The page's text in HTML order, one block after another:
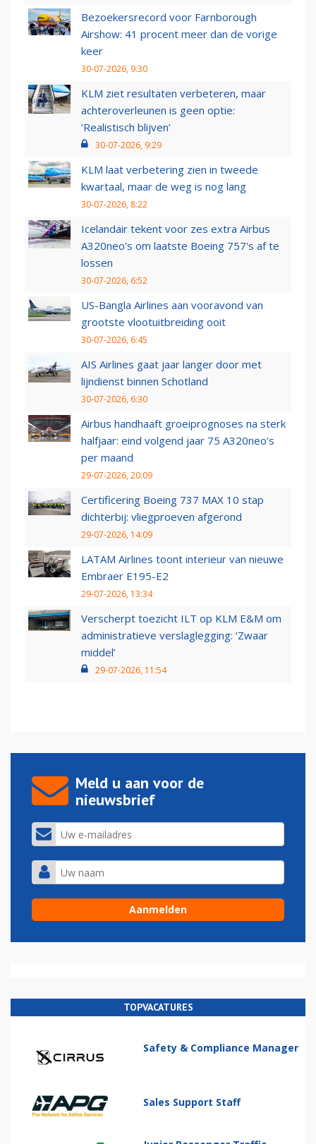
Bezoekersrecord voor Farnborough
Airshow: 41 procent meer dan de vorige
keer
30-07-2026, 9:30
KLM ziet resultaten verbeteren, maar
achteroverleunen is geen optie:
‘Realistisch blijven’
30-07-2026, 9:29
KLM laat verbetering zien in tweede
kwartaal, maar de weg is nog lang
30-07-2026, 8:22
Icelandair tekent voor zes extra Airbus
A320neo's om laatste Boeing 757's af te
lossen
30-07-2026, 6:52
US-Bangla Airlines aan vooravond van
grootste vlootuitbreiding ooit
30-07-2026, 6:45
AIS Airlines gaat jaar langer door met
lijndienst binnen Schotland
30-07-2026, 6:30
Airbus handhaaft groeiprognoses na sterk
halfjaar: eind volgend jaar 75 A320neo’s
per maand
29-07-2026, 20:09
Certificering Boeing 737 MAX 10 stap
dichterbij: vliegproeven afgerond
29-07-2026, 14:09
LATAM Airlines toont interieur van nieuwe
Embraer E195-E2
29-07-2026, 13:34
Verscherpt toezicht ILT op KLM E&M om
administratieve verslaglegging: ‘Zwaar
middel’
29-07-2026, 11:54
Meld u aan voor de
nieuwsbrief
TOPVACATURES
Safety & Compliance Manager
Sales Support Staff